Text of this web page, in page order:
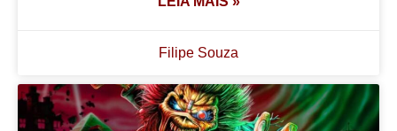
Filipe Souza